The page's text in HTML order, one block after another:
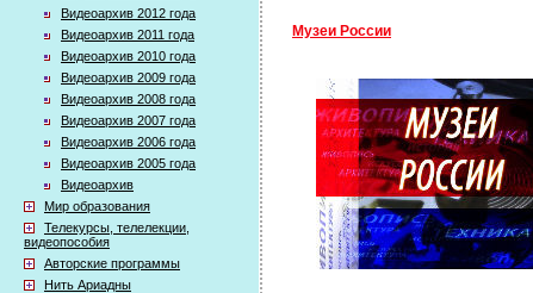
Видеоархив 2012 года
Видеоархив 2011 года
Видеоархив 2010 года
Видеоархив 2009 года
Видеоархив 2008 года
Видеоархив 2007 года
Видеоархив 2006 года
Видеоархив 2005 года
Видеоархив
Мир образования
Телекурсы, телелекции,
видеопособия
Авторские программы
Нить Ариадны
Музеи России